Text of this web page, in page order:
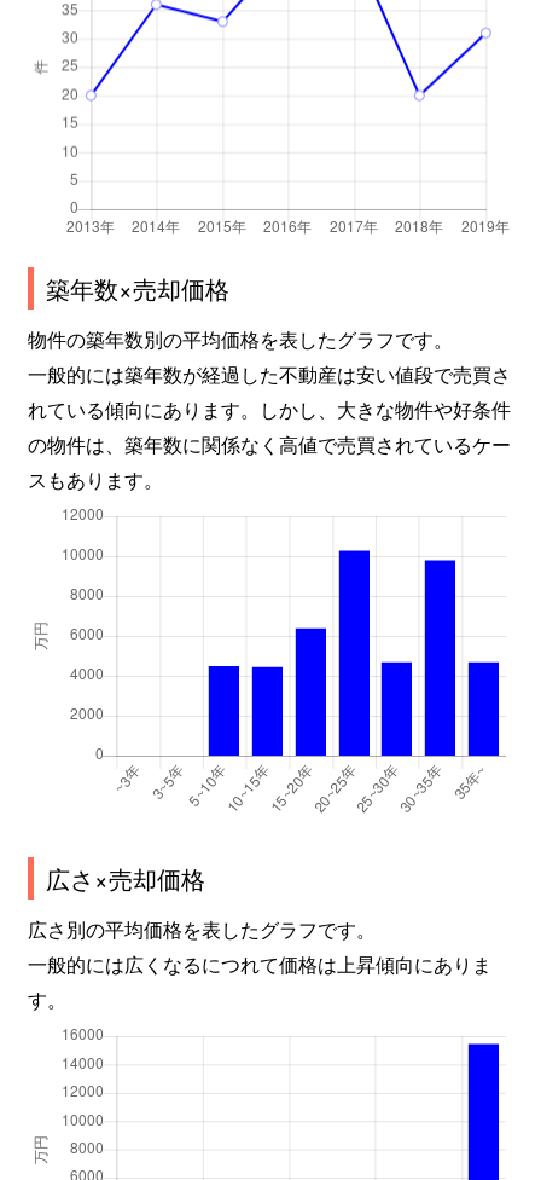
築年数×売却価格
物件の築年数別の平均価格を表したグラフです。
一般的には築年数が経過した不動産は安い値段で売買さ
れている傾向にあります。しかし、大きな物件や好条件
の物件は、築年数に関係なく高値で売買されているケー
スもあります。
広さ×売却価格
広さ別の平均価格を表したグラフです。
一般的には広くなるにつれて価格は上昇傾向にありま
す。